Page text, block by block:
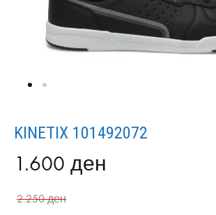
KINETIX 101492072
1.600 ден
2.250ден